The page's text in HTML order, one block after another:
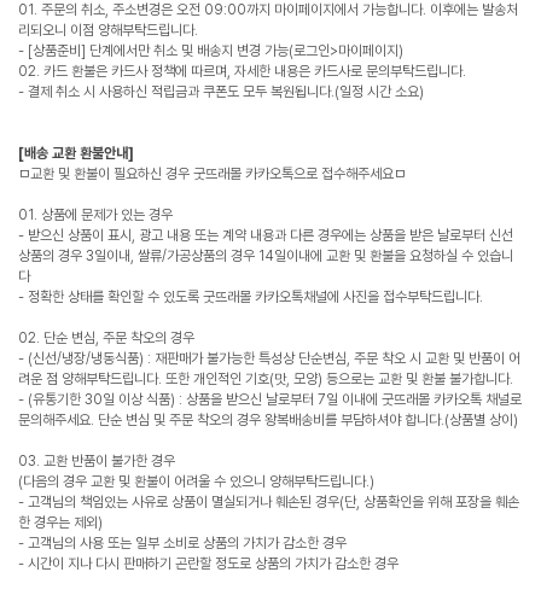
01. 주문의 취소, 주소변경은 오전 09:00까지 마이페이지에서 가능합니다. 이후에는 발송처
리되오니 이점 양해부탁드립니다.
- [상품준비] 단계에서만 취소 및 배송지 변경 가능(로그인>마이페이지)
02. 카드 환불은 카드사 정책에 따르며, 자세한 내용은 카드사로 문의부탁드립니다.
- 결제 취소 시 사용하신 적립금과 쿠폰도 모두 복원됩니다.(일정 시간 소요)
[배송 교환 환불안내]
ㅁ교환 및 환불이 필요하신 경우 굿뜨래몰 카카오톡으로 접수해주세요ㅁ
01. 상품에 문제가 있는 경우
- 받으신 상품이 표시, 광고 내용 또는 계약 내용과 다른 경우에는 상품을 받은 날로부터 신선
상품의 경우 3일이내, 쌀류/가공상품의 경우 14일이내에 교환 및 환불을 요청하실 수 있습니
다
- 정확한 상태를 확인할 수 있도록 굿뜨래몰 카카오톡채널에 사진을 접수부탁드립니다.
02. 단순 변심, 주문 착오의 경우
- (신선/냉장/냉동식품) : 재판매가 불가능한 특성상 단순변심, 주문 착오 시 교환 및 반품이 어
려운 점 양해부탁드립니다. 또한 개인적인 기호(맛, 모양) 등으로는 교환 및 환불 불가합니다.
- (유통기한 30일 이상 식품) : 상품을 받으신 날로부터 7일 이내에 굿뜨래몰 카카오톡 채널로
문의해주세요. 단순 변심 및 주문 착오의 경우 왕복배송비를 부담하셔야 합니다.(상품별 상이)
03. 교환 반품이 불가한 경우
(다음의 경우 교환 및 환불이 어려울 수 있으니 양해부탁드립니다.)
- 고객님의 책임있는 사유로 상품이 멸실되거나 훼손된 경우(단, 상품확인을 위해 포장을 훼손
한 경우는 제외)
- 고객님의 사용 또는 일부 소비로 상품의 가치가 감소한 경우
- 시간이 지나 다시 판매하기 곤란할 정도로 상품의 가치가 감소한 경우